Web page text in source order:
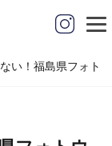
ない！福島県フォト